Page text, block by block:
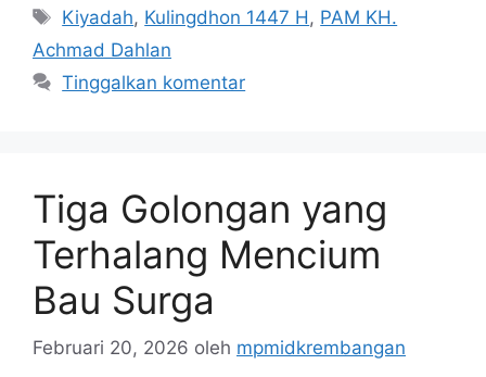
Tag
Kiyadah, Kulingdhon 1447 H , PAM KH.
Achmad Dahlan
Tinggalkan komentar
Tiga Golongan yang
Terhalang Mencium
Bau Surga
Februari 20, 2026 oleh mpmidkrembangan